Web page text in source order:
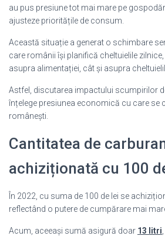
au pus presiune tot mai mare pe
ajusteze prioritățile de consum.
Această situație a generat o schimbare
care românii își planifică cheltuielile
asupra alimentației, cât și asupra
Astfel, discutarea impactului scumpirilor
înțelege presiunea economică cu care se
românești.
Cantitatea de
achiziționată cu 100
În 2022, cu suma de 100 de lei se
reflectând o putere de cumpărare mai
Acum, aceeași sumă asigură doar 13 litri